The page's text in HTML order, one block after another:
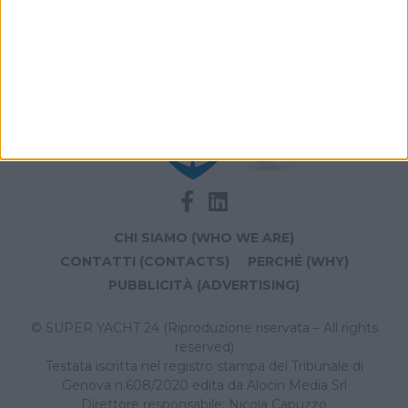
CHI SIAMO (WHO WE ARE)
CONTATTI (CONTACTS)
PERCHÉ (WHY)
PUBBLICITÀ (ADVERTISING)
© SUPER YACHT 24 (Riproduzione riservata – All rights
reserved)
Testata iscritta nel registro stampa del Tribunale di
Genova n.608/2020 edita da Alocin Media Srl
Direttore responsabile: Nicola Capuzzo